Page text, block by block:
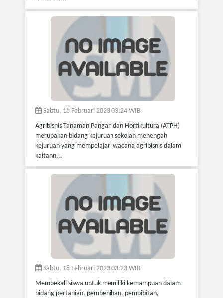
Sabtu, 18 Februari 2023 03:24 WIB
Agribisnis Tanaman Pangan dan Hortikultura (ATPH)
merupakan bidang kejuruan sekolah menengah
kejuruan yang mempelajari wacana agribisnis dalam
kaitann...
Sabtu, 18 Februari 2023 03:23 WIB
Membekali siswa untuk memiliki kemampuan dalam
bidang pertanian, pembenihan, pembibitan,